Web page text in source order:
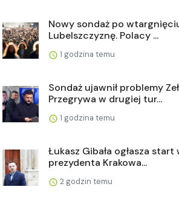
Nowy sondaż po
Lubelszczyznę. Polacy ...
1 godzina temu
Sondaż ujawnił problemy
Przegrywa w drugiej tur...
1 godzina temu
Łukasz Gibała ogłasza
prezydenta Krakowa...
2 godzin temu